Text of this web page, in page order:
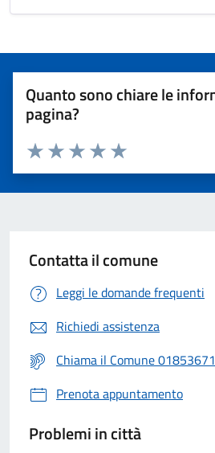
Quanto sono chiare le
pagina?
Valuta 5 stelle su 5
Valuta 4 stelle su 5
Valuta 3 stelle su 5
Valuta 2 stelle su 5
Valuta 1 stelle su 5
Contatta il comune
Leggi le domande frequenti
Richiedi assistenza
Chiama il Comune 01853671
Prenota appuntamento
Problemi in città